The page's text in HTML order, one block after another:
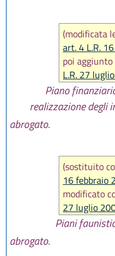
(modificata
art. 4 L.R.
poi
L.R. 27
aggiunta
art. 34 L.R.
28 . Infine
Piano
realizzazione degli
abrogato.
(sostituito
16 febbraio
modificato
27 luglio
abrogato
Piani
abrogato.